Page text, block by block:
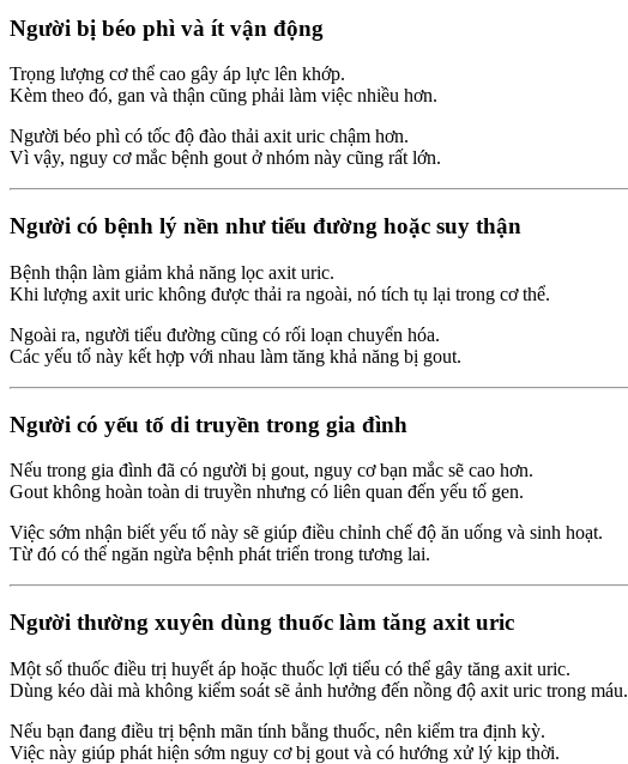
Người bị béo phì và ít vận động
Trọng lượng cơ thể cao gây áp lực lên khớp.
Kèm theo đó, gan và thận cũng phải làm việc nhiều hơn.
Người béo phì có tốc độ đào thải axit uric chậm hơn.
Vì vậy, nguy cơ mắc bệnh gout ở nhóm này cũng rất lớn.
Người có bệnh lý nền như tiểu đường hoặc suy thận
Bệnh thận làm giảm khả năng lọc axit uric.
Khi lượng axit uric không được thải ra ngoài, nó tích tụ lại trong cơ thể.
Ngoài ra, người tiểu đường cũng có rối loạn chuyển hóa.
Các yếu tố này kết hợp với nhau làm tăng khả năng bị gout.
Người có yếu tố di truyền trong gia đình
Nếu trong gia đình đã có người bị gout, nguy cơ bạn mắc sẽ cao hơn.
Gout không hoàn toàn di truyền nhưng có liên quan đến yếu tố gen.
Việc sớm nhận biết yếu tố này sẽ giúp điều chỉnh chế độ ăn uống và sinh hoạt.
Từ đó có thể ngăn ngừa bệnh phát triển trong tương lai.
Người thường xuyên dùng thuốc làm tăng axit uric
Một số thuốc điều trị huyết áp hoặc thuốc lợi tiểu có thể gây tăng axit uric.
Dùng kéo dài mà không kiểm soát sẽ ảnh hưởng đến nồng độ axit uric trong máu.
Nếu bạn đang điều trị bệnh mãn tính bằng thuốc, nên kiểm tra định kỳ.
Việc này giúp phát hiện sớm nguy cơ bị gout và có hướng xử lý kịp thời.